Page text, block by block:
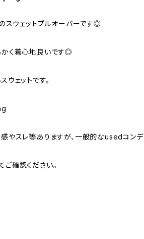
スウェットプルオーバーです◎
かく着心地良いです◎
ウェットです。
やスレ等ありますが、一般的なusedコンデ
確認ください。